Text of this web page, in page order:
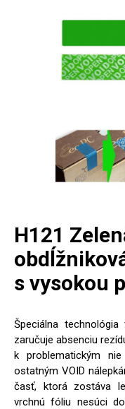
H121
s vysokou
Špeciálna
zaručuje absenciu
k problematickým
ostatným VOID
časť, ktorá zostáva
vrchnú fóliu nesúci